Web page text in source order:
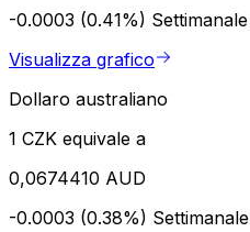
-0.0003 (0.41%) Settimanale
Visualizza grafico
Dollaro australiano
1 CZK equivale a
0,0674410 AUD
-0.0003 (0.38%) Settimanale